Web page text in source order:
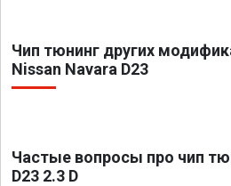
Чип тюнинг других
Nissan Navara D23
Частые вопросы про чип
D23 2.3 D